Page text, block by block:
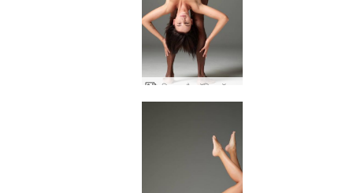
एरियल और रॉबिन बॉडी आर्ट